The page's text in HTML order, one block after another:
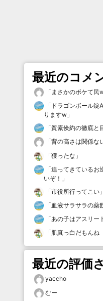
最近のコメ
「 まさかのボケて民
「 ドラゴンボール錠
りますw 」
「質素倹約の徹底と
「背の高さは関係な
「獲ったな 」
「追ってきているお
いぞ！ 」
「市役所行ってこい 」
「血液サラサラの薬
「あの子はアスリー
「肌真っ白だもん
最近の評価
yaccho
むー